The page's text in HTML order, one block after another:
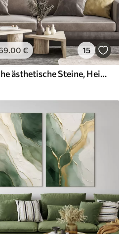
.00 € 15
Pealistische ästhetische Steine, Heimdekoration, natürliche Beleuchtung